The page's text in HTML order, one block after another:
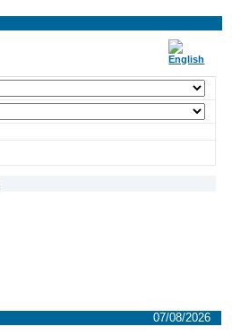
07/08/2026